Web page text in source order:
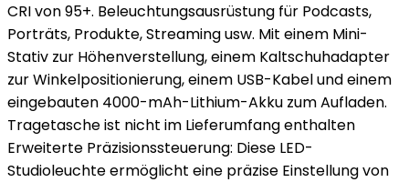
CRI von 95+. Beleuchtungsausrüstung für Podcasts,
Porträts, Produkte, Streaming usw. Mit einem Mini-
Stativ zur Höhenverstellung, einem Kaltschuhadapter
zur Winkelpositionierung, einem USB-Kabel und einem
eingebauten 4000-mAh-Lithium-Akku zum Aufladen.
Tragetasche ist nicht im Lieferumfang enthalten
Erweiterte Präzisionssteuerung: Diese LED-
Studioleuchte ermöglicht eine präzise Einstellung von